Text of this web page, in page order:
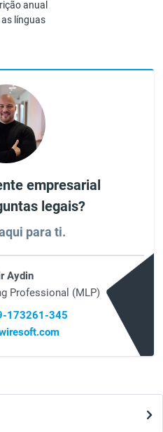
anual
línguas
empresarial
legais?
para ti.
Aydin
Professional (MLP)
173261-345